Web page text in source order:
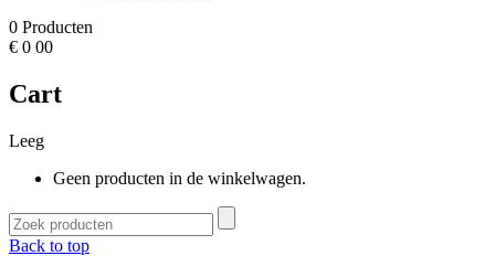
0 Producten
€ 0 00
Cart
Leeg
Geen producten in de winkelwagen.
Back to top